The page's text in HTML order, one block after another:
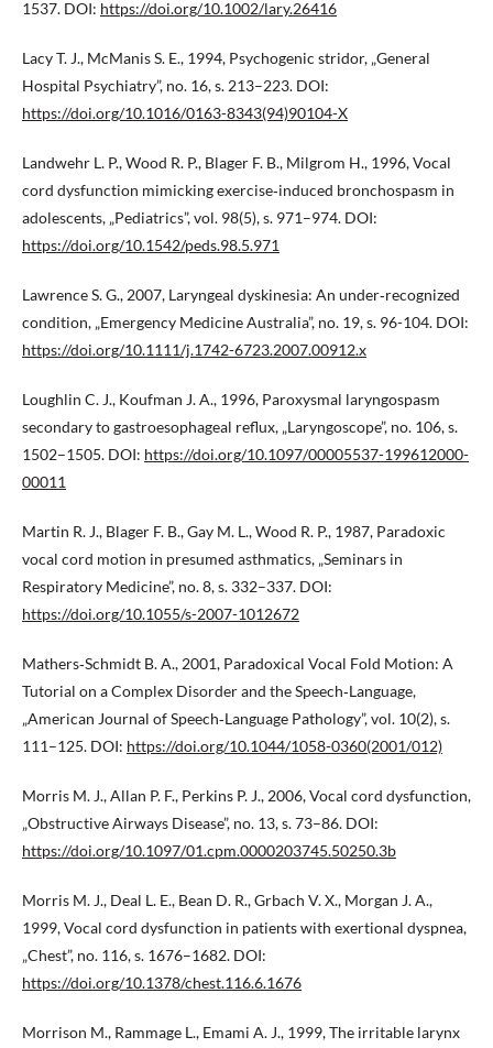
1537. DOI: https://doi.org/10.1002/lary.26416
Lacy T. J., McManis S. E., 1994, Psychogenic stridor, „General
Hospital Psychiatry”, no. 16, s. 213–223. DOI:
https://doi.org/10.1016/0163-8343(94)90104-X
Landwehr L. P., Wood R. P., Blager F. B., Milgrom H., 1996, Vocal
cord dysfunction mimicking exercise‑induced bronchospasm in
adolescents, „Pediatrics”, vol. 98(5), s. 971–974. DOI:
https://doi.org/10.1542/peds.98.5.971
Lawrence S. G., 2007, Laryngeal dyskinesia: An under‑recognized
condition, „Emergency Medicine Australia”, no. 19, s. 96-104. DOI:
https://doi.org/10.1111/j.1742-6723.2007.00912.x
Loughlin C. J., Koufman J. A., 1996, Paroxysmal laryngospasm
secondary to gastroesophageal reflux, „Laryngoscope”, no. 106, s.
1502–1505. DOI: https://doi.org/10.1097/00005537-199612000-
00011
Martin R. J., Blager F. B., Gay M. L., Wood R. P., 1987, Paradoxic
vocal cord motion in presumed asthmatics, „Seminars in
Respiratory Medicine”, no. 8, s. 332–337. DOI:
https://doi.org/10.1055/s-2007-1012672
Mathers‑Schmidt B. A., 2001, Paradoxical Vocal Fold Motion: A
Tutorial on a Complex Disorder and the Speech‑Language,
„American Journal of Speech‑Language Pathology”, vol. 10(2), s.
111–125. DOI: https://doi.org/10.1044/1058-0360(2001/012)
Morris M. J., Allan P. F., Perkins P. J., 2006, Vocal cord dysfunction,
„Obstructive Airways Disease”, no. 13, s. 73–86. DOI:
https://doi.org/10.1097/01.cpm.0000203745.50250.3b
Morris M. J., Deal L. E., Bean D. R., Grbach V. X., Morgan J. A.,
1999, Vocal cord dysfunction in patients with exertional dyspnea,
„Chest”, no. 116, s. 1676–1682. DOI:
https://doi.org/10.1378/chest.116.6.1676
Morrison M., Rammage L., Emami A. J., 1999, The irritable larynx